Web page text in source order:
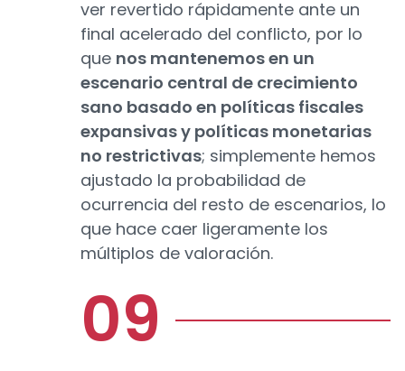
ver revertido rápidamente ante un
final acelerado del conflicto, por lo
que nos mantenemos en un
escenario central de crecimiento
sano basado en políticas fiscales
expansivas y políticas monetarias
no restrictivas; simplemente hemos
ajustado la probabilidad de
ocurrencia del resto de escenarios, lo
que hace caer ligeramente los
múltiplos de valoración.